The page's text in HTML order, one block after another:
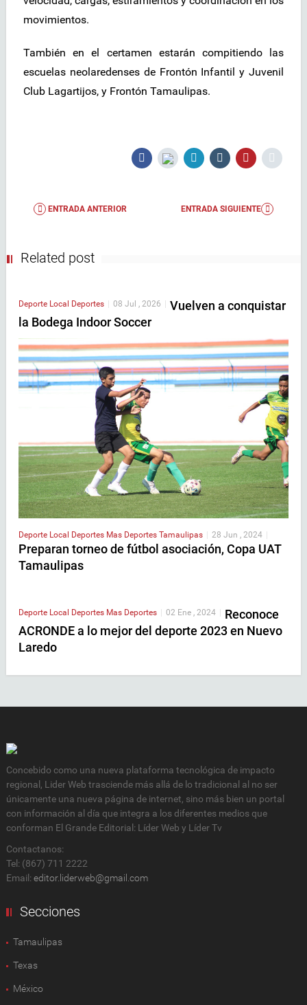
movimientos.
También en el certamen estarán compitiendo las
escuelas neolaredenses de Frontón Infantil y Juvenil
Club Lagartijos, y Frontón Tamaulipas.
ENTRADA ANTERIOR ENTRADA SIGUIENTE
Related post
Deporte Local Deportes 08 Jul , 2026
Vuelven a conquistar
la Bodega Indoor Soccer
Deporte Local Deportes Mas Deportes Tamaulipas 28 Jun , 2024
Preparan torneo de fútbol asociación, Copa UAT
Tamaulipas
Deporte Local Deportes Mas Deportes | 02 Ene , 2024 | Reconoce
ACRONDE a lo mejor del deporte 2023 en Nuevo
Laredo
Concebido como una nueva plataforma tecnológica de impacto
regional, Lider Web trasciende más allá de lo tradicional al no ser
únicamente una nueva página de internet, sino más bien un portal
con información al día que integra a los diferentes medios que
conforman El Grande Editorial: Líder Web y Líder Tv
Contactanos:
Tel: (867) 711 2222
Email: editor.liderweb@gmail.com
Secciones
Tamaulipas
Texas
México